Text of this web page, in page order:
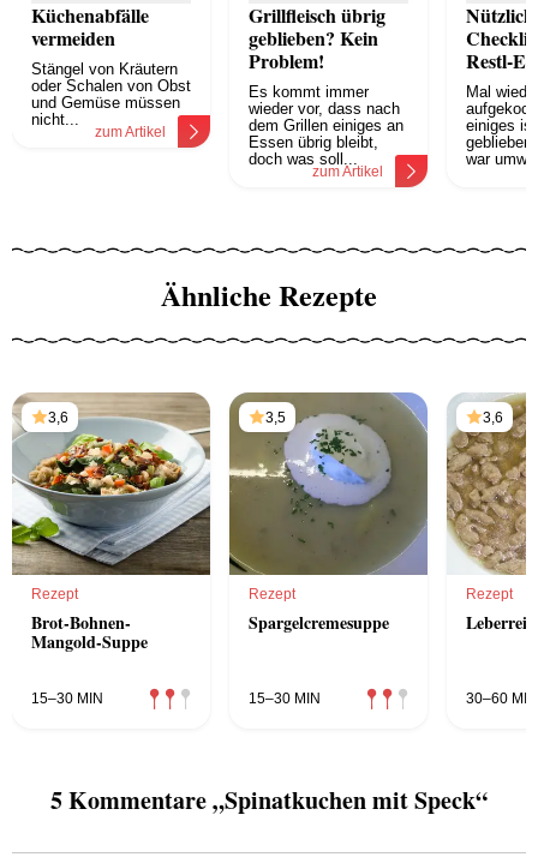
Küchenabfälle
vermeiden
Stängel von Kräutern
oder Schalen von Obst
und Gemüse müssen
nicht...
zum Artikel
Grillfleisch übrig
geblieben? Kein
Problem!
Es kommt immer
wieder vor, dass nach
dem Grillen einiges an
Essen übrig bleibt,
doch was soll...
zum Artikel
Restl-
Mal
einiges
war
Ähnliche Rezepte
3,6
Rezept
Brot-Bohnen-
Mangold-Suppe
15–30 MIN
3,5
Rezept
Spargelcremesuppe
15–30 MIN
3,6
Rezept
30–60 MIN
5 Kommentare „Spinatkuchen mit Speck“